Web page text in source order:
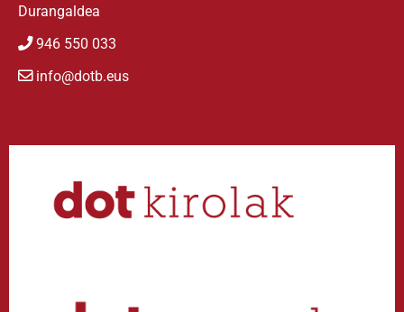
Durangaldea
946 550 033
info@dotb.eus